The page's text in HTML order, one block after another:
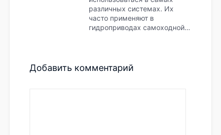
различных системах. Их
часто применяют в
гидроприводах самоходной…
Добавить комментарий